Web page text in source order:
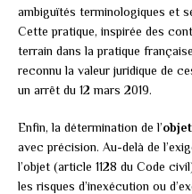
ambiguïtés terminologiques et
Cette pratique, inspirée des
terrain dans la pratique
reconnu la valeur juridique de
un arrêt du 12 mars 2019.
Enfin, la détermination de l’
avec précision. Au-delà de
l’objet (article 1128 du Code
les risques d’inexécution ou